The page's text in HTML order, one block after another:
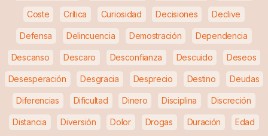
Coste Crítica Curiosidad Decisiones Declive
Defensa Delincuencia Demostración Dependencia
Descanso Descaro Desconfianza Descuido Deseos
Desesperación Desgracia Desprecio Destino Deudas
Diferencias Dificultad Dinero Disciplina Discreción
Distancia Diversión Dolor Drogas Duración Edad